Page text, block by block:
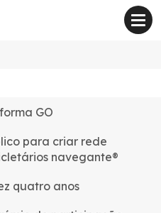
GO
para criar rede
navegante®
quatro anos